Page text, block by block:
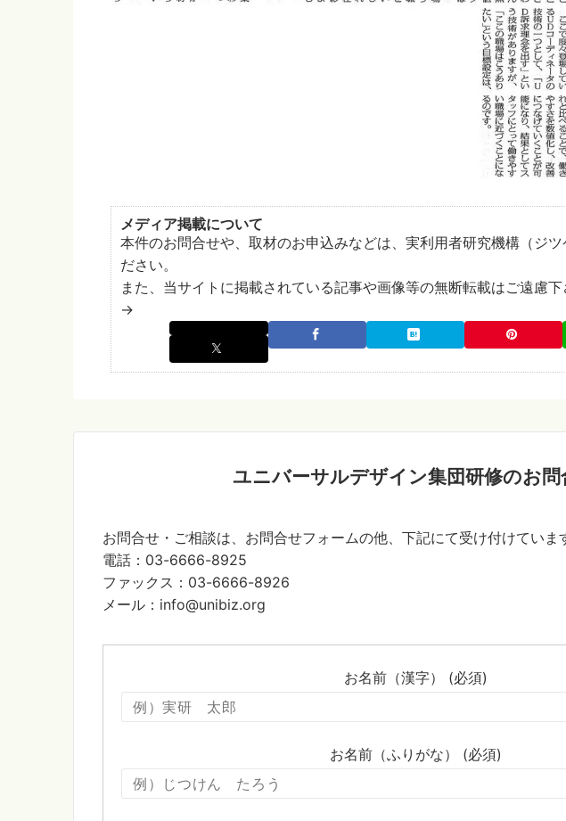
メディア掲載について
本件のお問合せや、取材のお申込みなどは、実利用者研究機構（ジツ
ださい。
また、当サイトに掲載されている記事や画像等の無断転載はご遠慮下
→
ユニバーサルデザイン集団研修のお問
お問合せ・ご相談は、お問合せフォームの他、下記にて受け付けていま
電話：03-6666-8925
ファックス：03-6666-8926
メール：info@unibiz.org
お名前（漢字） (必須)
お名前（ふりがな） (必須)